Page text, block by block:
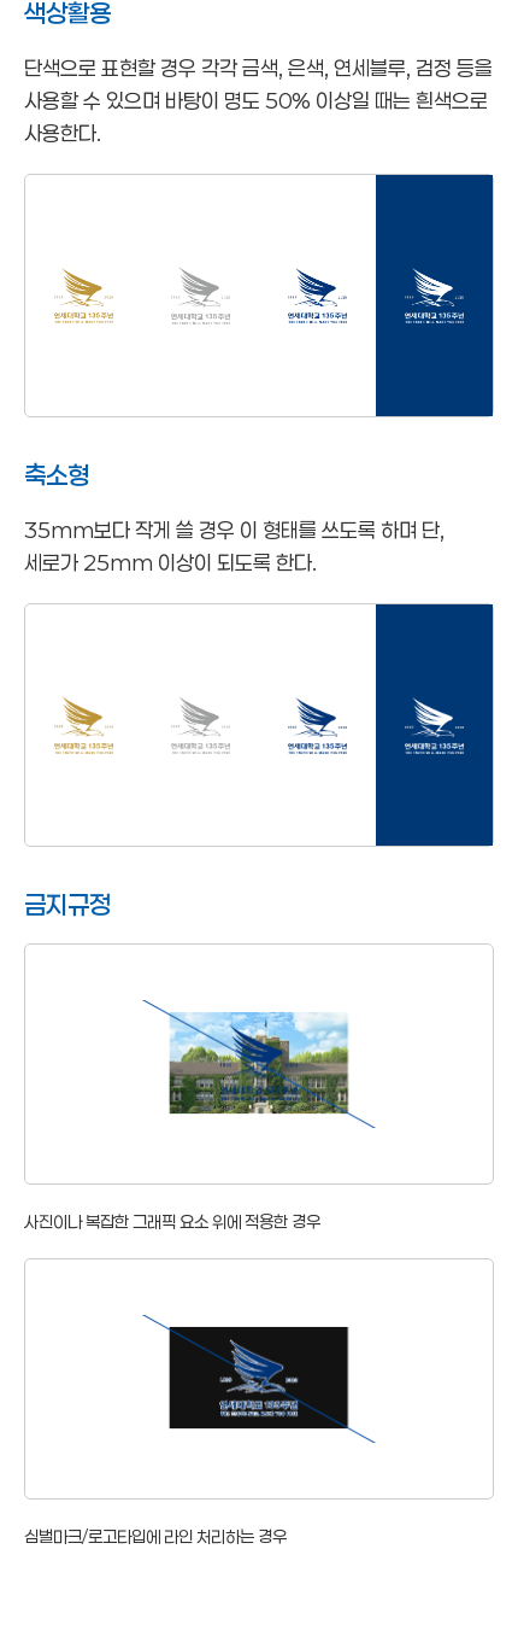
색상활용
단색으로 표현할 경우 각각 금색, 은색, 연세블루, 검정 등을
사용할 수 있으며 바탕이 명도 50% 이상일 때는 흰색으로
사용한다.
축소형
35mm보다 작게 쓸 경우 이 형태를 쓰도록 하며 단,
세로가 25mm 이상이 되도록 한다.
금지규정
사진이나 복잡한 그래픽 요소 위에 적용한 경우
심벌마크/로고타입에 라인 처리하는 경우